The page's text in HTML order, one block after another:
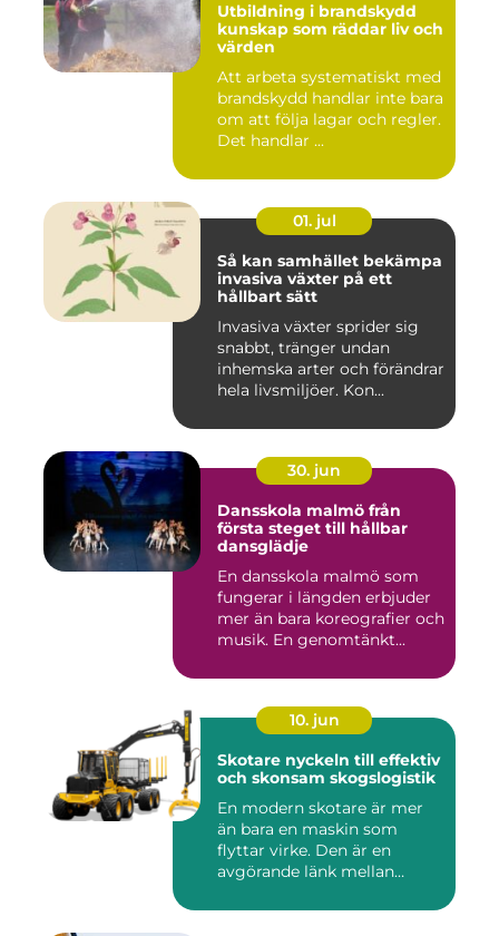
Utbildning i brandskydd
kunskap som räddar liv och
värden
Att arbeta systematiskt med
brandskydd handlar inte bara
om att följa lagar och regler.
Det handlar ...
01. jul
Så kan samhället bekämpa
invasiva växter på ett
hållbart sätt
Invasiva växter sprider sig
snabbt, tränger undan
inhemska arter och förändrar
hela livsmiljöer. Kon...
30. jun
Dansskola malmö från
första steget till hållbar
dansglädje
En dansskola malmö som
fungerar i längden erbjuder
mer än bara koreografier och
musik. En genomtänkt...
10. jun
Skotare nyckeln till effektiv
och skonsam skogslogistik
En modern skotare är mer
än bara en maskin som
flyttar virke. Den är en
avgörande länk mellan